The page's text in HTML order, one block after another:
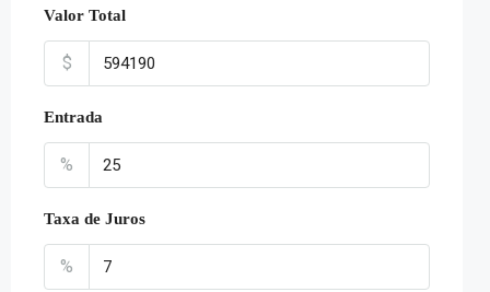
Valor Total
$
Entrada
%
Taxa de Juros
%